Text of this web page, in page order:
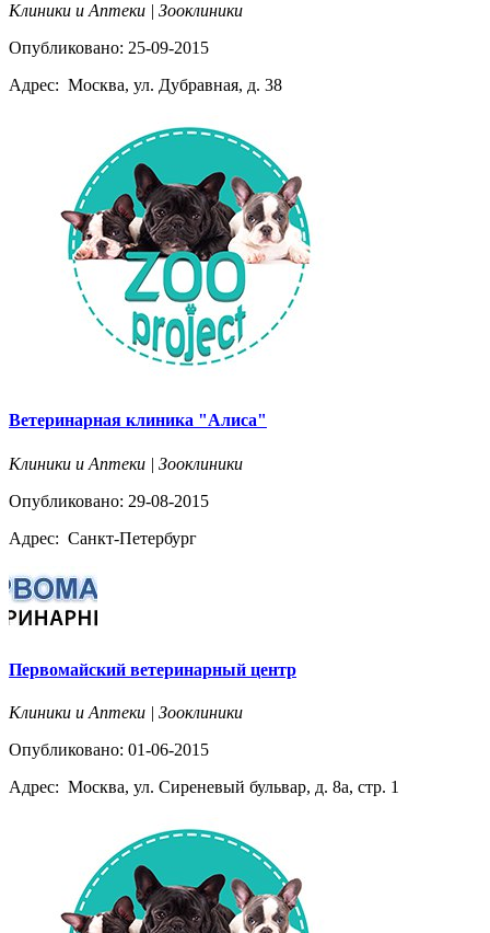
Клиники и Аптеки | Зооклиники
Опубликовано: 25-09-2015
Адрес: Москва, ул. Дубравная, д. 38
Ветеринарная клиника "Алиса"
Клиники и Аптеки | Зооклиники
Опубликовано: 29-08-2015
Адрес: Санкт-Петербург
Первомайский ветеринарный центр
Клиники и Аптеки | Зооклиники
Опубликовано: 01-06-2015
Адрес: Москва, ул. Сиреневый бульвар, д. 8а, стр. 1